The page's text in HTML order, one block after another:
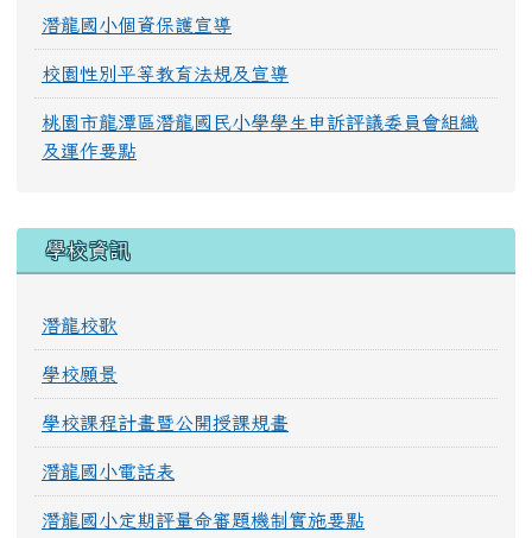
潛龍國小個資保護宣導
校園性別平等教育法規及宣導
桃園市龍潭區潛龍國民小學學生申訴評議委員會組織
及運作要點
學校資訊
潛龍校歌
學校願景
學校課程計畫暨公開授課規畫
潛龍國小電話表
潛龍國小定期評量命審題機制實施要點